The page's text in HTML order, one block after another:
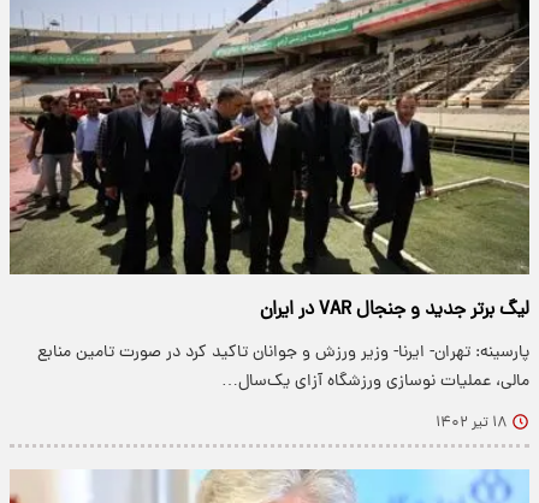
لیگ برتر جدید و جنجال VAR در ایران
پارسینه: تهران- ایرنا- وزیر ورزش و جوانان تاکید کرد در صورت تامین منابع
مالی، عملیات نوسازی ورزشگاه آزای یک‌سال…
۱۸ تیر ۱۴۰۲